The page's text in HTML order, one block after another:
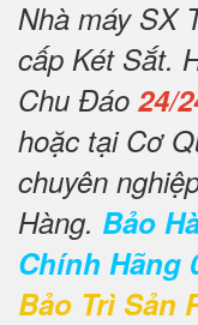
Nhà máy SX
cấp Két Sắt.
Chu Đáo 24/
hoặc tại Cơ
chuyên
Hàng. Bảo
Chính Hãng
Bảo Trì Sản